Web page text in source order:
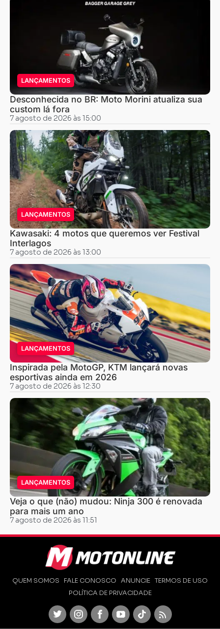
LANÇAMENTOS
Desconhecida no BR: Moto Morini atualiza sua
custom lá fora
7 agosto de 2026 às 15:00
LANÇAMENTOS
Kawasaki: 4 motos que queremos ver Festival
Interlagos
7 agosto de 2026 às 13:00
LANÇAMENTOS
Inspirada pela MotoGP, KTM lançará novas
esportivas ainda em 2026
7 agosto de 2026 às 12:30
LANÇAMENTOS
Veja o que (não) mudou: Ninja 300 é renovada
para mais um ano
7 agosto de 2026 às 11:51
QUEM SOMOS FALE CONOSCO ANUNCIE TERMOS DE USO
POLÍTICA DE PRIVACIDADE
TwitterInstagramFacebookYoutubeTikTok Feed